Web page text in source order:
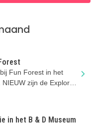
Fun Forest in het
zijn de Explorer
in het B & D Museum